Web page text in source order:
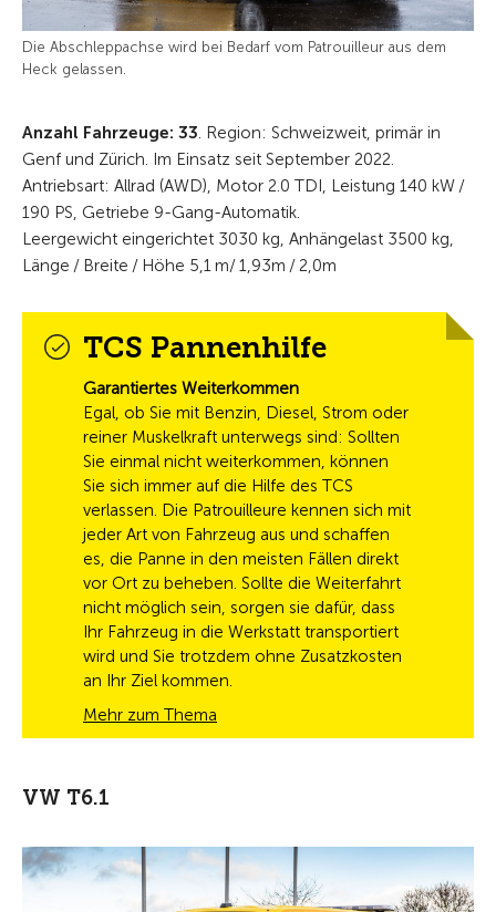
Die Abschleppachse wird bei Bedarf vom Patrouilleur aus dem
Heck gelassen.
Anzahl Fahrzeuge: 33. Region: Schweizweit, primär in
Genf und Zürich. Im Einsatz seit September 2022.
Antriebsart: Allrad (AWD), Motor 2.0 TDI, Leistung 140 kW /
190 PS, Getriebe 9-Gang-Automatik.
Leergewicht eingerichtet 3030 kg, Anhängelast 3500 kg,
Länge / Breite / Höhe 5,1 m/ 1,93m / 2,0m
TCS Pannenhilfe
Garantiertes Weiterkommen
Egal, ob Sie mit Benzin, Diesel, Strom oder
reiner Muskelkraft unterwegs sind: Sollten
Sie einmal nicht weiterkommen, können
Sie sich immer auf die Hilfe des TCS
verlassen. Die Patrouil­leure kennen sich mit
jeder Art von Fahrzeug aus und schaffen
es, die Panne in den meisten Fällen direkt
vor Ort zu beheben. Sollte die Weiterfahrt
nicht möglich sein, sorgen sie dafür, dass
Ihr Fahrzeug in die Werkstatt transportiert
wird und Sie trotzdem ohne Zusatzkosten
an Ihr Ziel kommen.
Mehr zum Thema
VW T6.1